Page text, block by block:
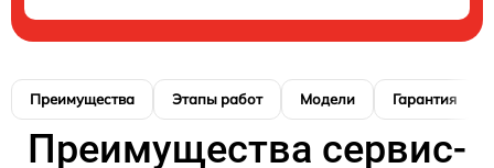
Преимущества Этапы работ Модели Гарантия
Преимущества сервис-